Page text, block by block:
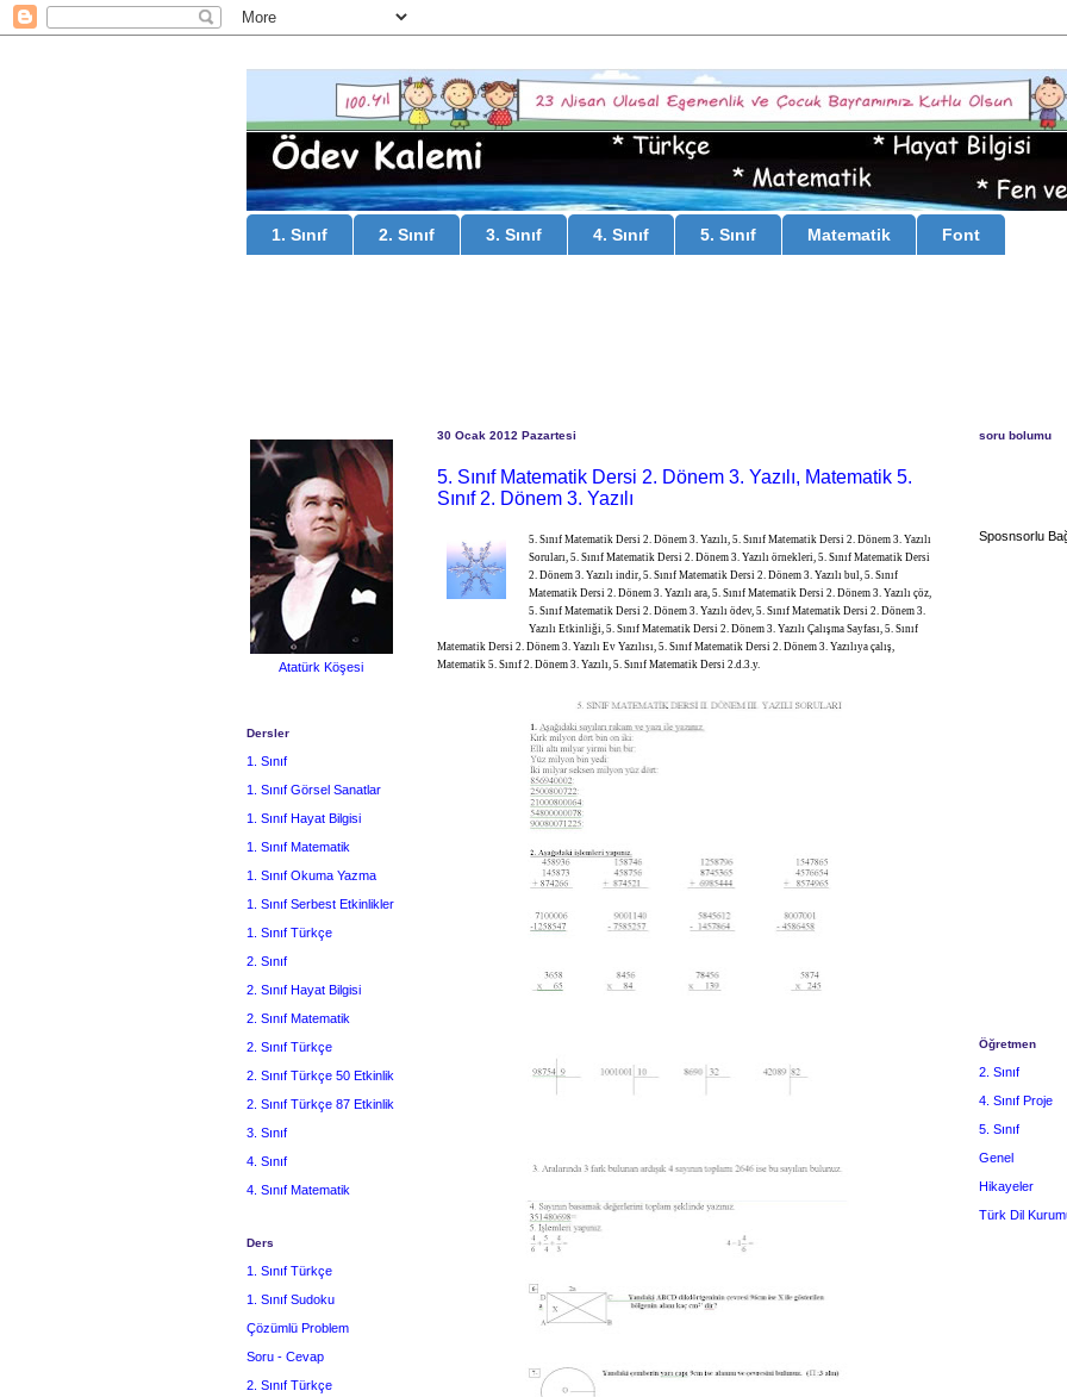
1. Sınıf 2. Sınıf 3. Sınıf 4. Sınıf 5. Sınıf Matematik Font
30 Ocak 2012 Pazartesi
5. Sınıf Matematik Dersi 2. Dönem 3. Yazılı, Matematik 5.
Sınıf 2. Dönem 3. Yazılı
5. Sınıf Matematik Dersi 2. Dönem 3. Yazılı, 5. Sınıf Matematik Dersi 2. Dönem 3. Yazılı
Soruları, 5. Sınıf Matematik Dersi 2. Dönem 3. Yazılı örnekleri, 5. Sınıf Matematik Dersi
2. Dönem 3. Yazılı indir, 5. Sınıf Matematik Dersi 2. Dönem 3. Yazılı bul, 5. Sınıf
Matematik Dersi 2. Dönem 3. Yazılı ara, 5. Sınıf Matematik Dersi 2. Dönem 3. Yazılı çöz,
5. Sınıf Matematik Dersi 2. Dönem 3. Yazılı ödev, 5. Sınıf Matematik Dersi 2. Dönem 3.
Yazılı Etkinliği, 5. Sınıf Matematik Dersi 2. Dönem 3. Yazılı Çalışma Sayfası, 5. Sınıf
Matematik Dersi 2. Dönem 3. Yazılı Ev Yazılısı, 5. Sınıf Matematik Dersi 2. Dönem 3. Yazılıya çalış,
Matematik 5. Sınıf 2. Dönem 3. Yazılı, 5. Sınıf Matematik Dersi 2.d.3.y.
Atatürk Köşesi
Dersler
1. Sınıf
1. Sınıf Görsel Sanatlar
1. Sınıf Hayat Bilgisi
1. Sınıf Matematik
1. Sınıf Okuma Yazma
1. Sınıf Serbest Etkinlikler
1. Sınıf Türkçe
2. Sınıf
2. Sınıf Hayat Bilgisi
2. Sınıf Matematik
2. Sınıf Türkçe
2. Sınıf Türkçe 50 Etkinlik
2. Sınıf Türkçe 87 Etkinlik
3. Sınıf
4. Sınıf
4. Sınıf Matematik
Ders
1. Sınıf Türkçe
1. Sınıf Sudoku
Çözümlü Problem
Soru - Cevap
2. Sınıf Türkçe
soru bolumu
Sposnsorlu
Öğretmen
2. Sınıf
4. Sınıf Proje
5. Sınıf
Genel
Hikayeler
Türk Dil